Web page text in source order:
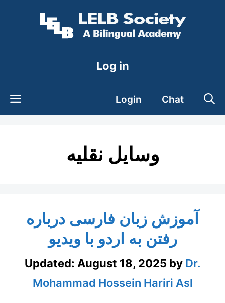
Log in
Login Chat
وسایل نقلیه
آموزش زبان فارسی درباره
رفتن به اردو با ویدیو
Updated: August 18, 2025 by Dr.
Mohammad Hossein Hariri Asl